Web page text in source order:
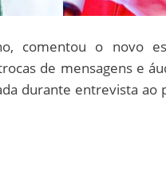
comentou o novo
de mensagens e
durante entrevista ao